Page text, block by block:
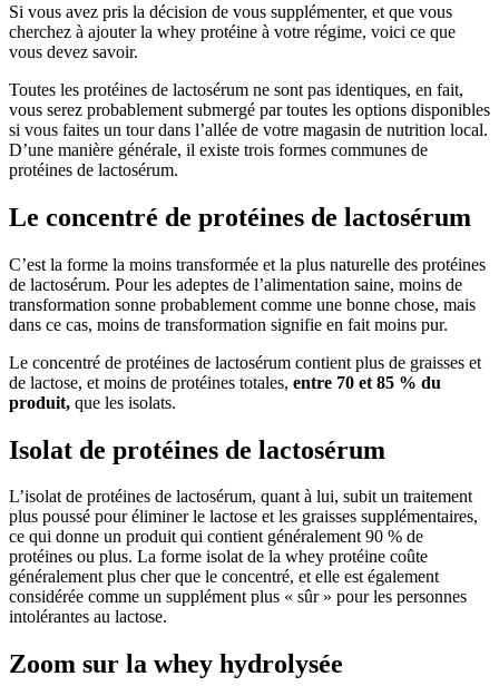
Si vous avez pris la décision de vous supplémenter, et que vous
cherchez à ajouter la whey protéine à votre régime, voici ce que
vous devez savoir.
Toutes les protéines de lactosérum ne sont pas identiques, en fait,
vous serez probablement submergé par toutes les options disponibles
si vous faites un tour dans l’allée de votre magasin de nutrition local.
D’une manière générale, il existe trois formes communes de
protéines de lactosérum.
Le concentré de protéines de lactosérum
C’est la forme la moins transformée et la plus naturelle des protéines
de lactosérum. Pour les adeptes de l’alimentation saine, moins de
transformation sonne probablement comme une bonne chose, mais
dans ce cas, moins de transformation signifie en fait moins pur.
Le concentré de protéines de lactosérum contient plus de graisses et
de lactose, et moins de protéines totales, entre 70 et 85 % du
produit, que les isolats.
Isolat de protéines de lactosérum
L’isolat de protéines de lactosérum, quant à lui, subit un traitement
plus poussé pour éliminer le lactose et les graisses supplémentaires,
ce qui donne un produit qui contient généralement 90 % de
protéines ou plus. La forme isolat de la whey protéine coûte
généralement plus cher que le concentré, et elle est également
considérée comme un supplément plus « sûr » pour les personnes
intolérantes au lactose.
Zoom sur la whey hydrolysée